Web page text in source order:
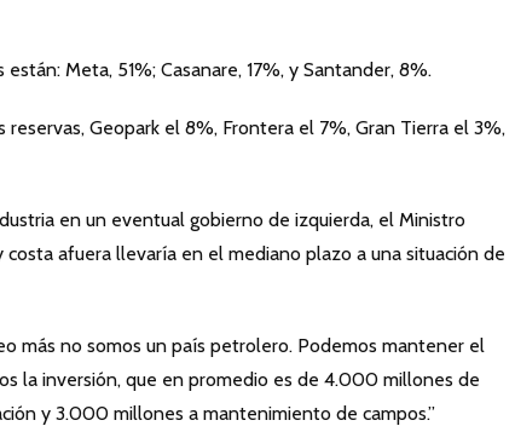
Meta, 51%; Casanare, 17%, y Santander, 8%.
Geopark el 8%, Frontera el 7%, Gran Tierra el 3%,
en un eventual gobierno de izquierda, el Ministro
afuera llevaría en el mediano plazo a una situación de
más no somos un país petrolero. Podemos mantener el
la inversión, que en promedio es de 4.000 millones de
y 3.000 millones a mantenimiento de campos.”